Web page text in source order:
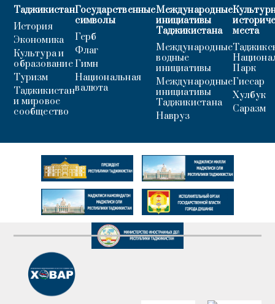
Таджикистан
История
Экономика
Культура и
образование
Туризм
Таджикистан
и мировое
сообщество
Государственные
символы
Герб
Флаг
Гимн
Национальная
валюта
Международные
инициативы
Таджикистана
Международные
водные
инициативы
Международные
инициативы
Таджикистана
Навруз
места
Парк
Гиссар
Хулбук
Саразм